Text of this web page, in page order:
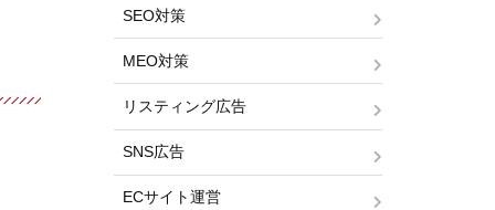
SEO対策
MEO対策
リスティング広告
SNS広告
ECサイト運営